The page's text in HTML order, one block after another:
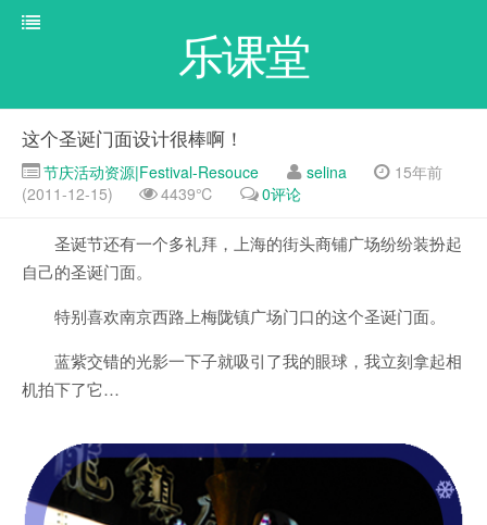
乐课堂
这个圣诞门面设计很棒啊！
节庆活动资源|Festival-Resouce selina
15年前
(2011-12-15)
4439℃ 0评论
圣诞节还有一个多礼拜，上海的街头商铺广场纷纷装扮起
自己的圣诞门面。
特别喜欢南京西路上梅陇镇广场门口的这个圣诞门面。
蓝紫交错的光影一下子就吸引了我的眼球，我立刻拿起相
机拍下了它…